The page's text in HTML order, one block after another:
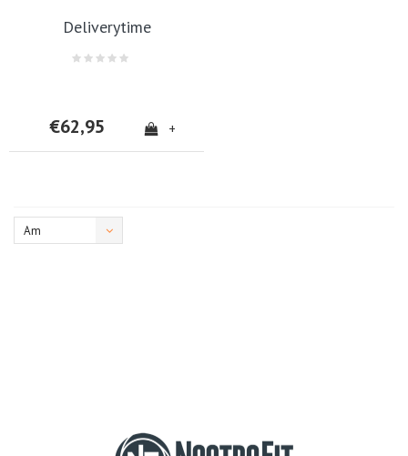
Deliverytime
€62,95 +
Am